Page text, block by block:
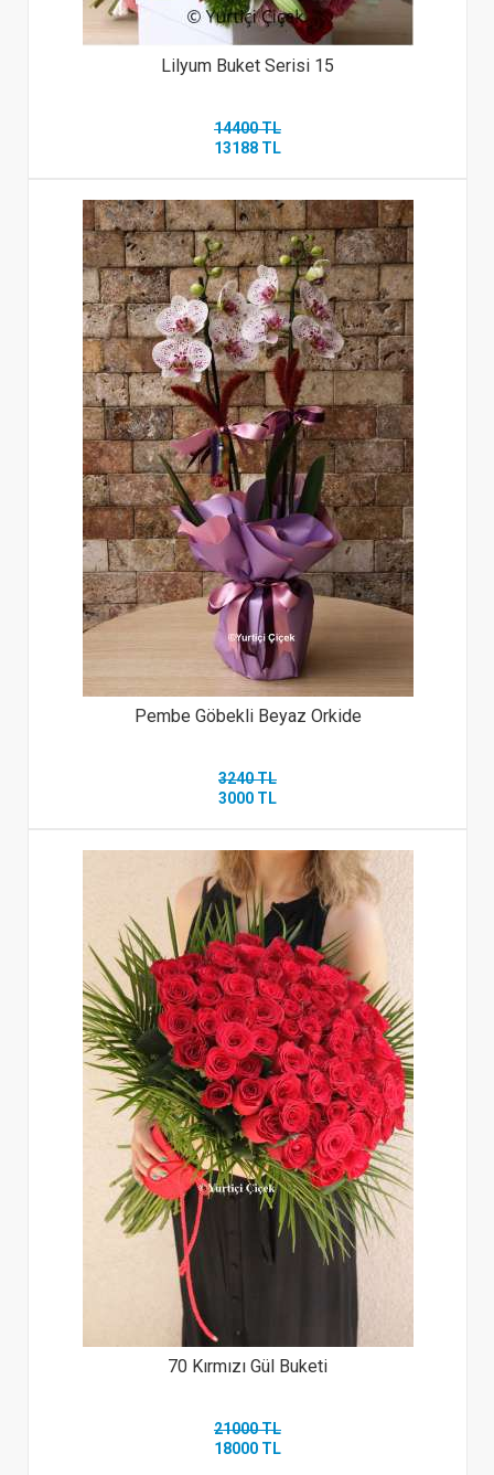
Lilyum Buket Serisi 15
14400 TL
13188 TL
Pembe Göbekli Beyaz Orkide
3240 TL
3000 TL
70 Kırmızı Gül Buketi
21000 TL
18000 TL